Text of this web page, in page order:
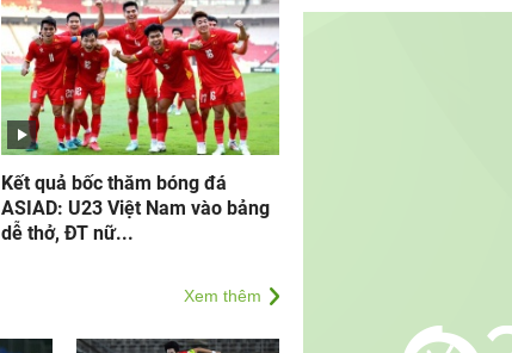
Kết quả bốc thăm bóng đá
ASIAD: U23 Việt Nam vào bảng
dễ thở, ĐT nữ...
Xem thêm